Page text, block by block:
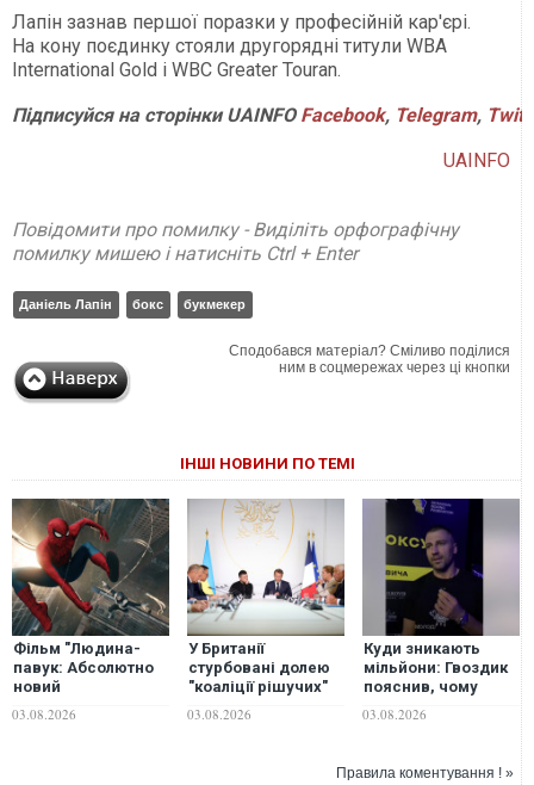
Лапін зазнав першої поразки у професійній кар'єрі.
На кону поєдинку стояли другорядні титули WBA
International Gold і WBC Greater Touran.
ПідписуйсянасторінкиUAINFO Facebook, Telegram,
UAINFO
Повідомити про помилку - Виділіть орфографічну
помилку мишею і натисніть Ctrl + Enter
Даніель Лапін бокс букмекер
Сподобався матеріал? Сміливо поділися
ним в соцмережах через ці кнопки
ІНШІ НОВИНИ ПО ТЕМІ
Фільм "Людина-
павук: Абсолютно
новий
другий найкращий
03.08.2026
У Британії
стурбовані долею
"коаліції рішучих"
Франції, - The
03.08.2026
Куди зникають
мільйони: Гвоздик
пояснив, чому
лише 50–60% від
03.08.2026
Правила коментування ! »